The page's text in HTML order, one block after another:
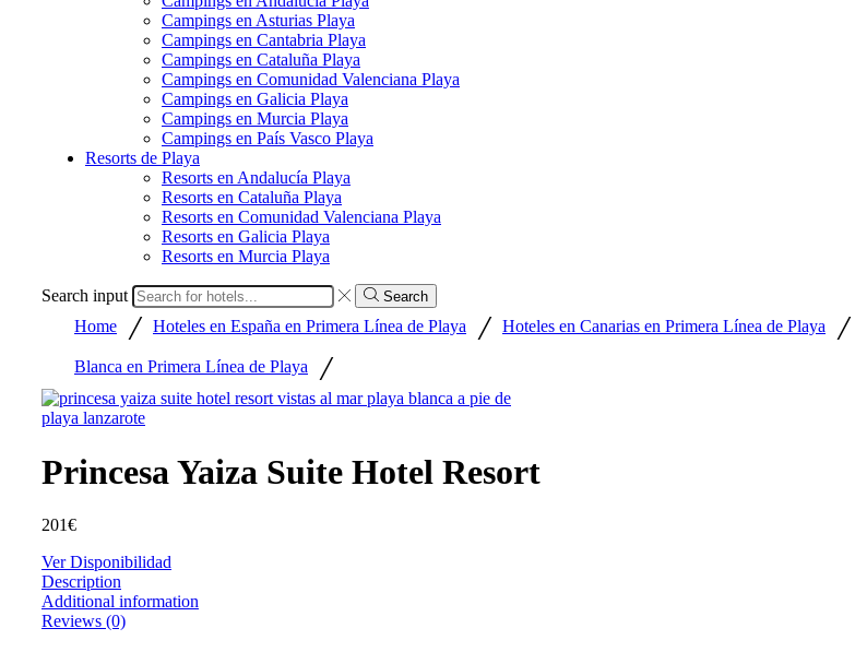
Campings en Asturias Playa
Campings en Cantabria Playa
Campings en Cataluña Playa
Campings en Comunidad Valenciana Playa
Campings en Galicia Playa
Campings en Murcia Playa
Campings en País Vasco Playa
Resorts de Playa
Resorts en Andalucía Playa
Resorts en Cataluña Playa
Resorts en Comunidad Valenciana Playa
Resorts en Galicia Playa
Resorts en Murcia Playa
Search input Search
Home / Hoteles en España en Primera Línea de Playa / Hoteles en Canarias en Primera Línea de Playa /
Blanca en Primera Línea de Playa /
Princesa Yaiza Suite Hotel Resort
201€
Ver Disponibilidad
Description
Additional information
Reviews (0)